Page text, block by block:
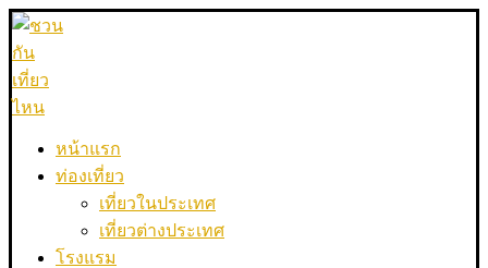
หน้าแรก
ท่องเที่ยว
เที่ยวในประเทศ
เที่ยวต่างประเทศ
โรงแรม